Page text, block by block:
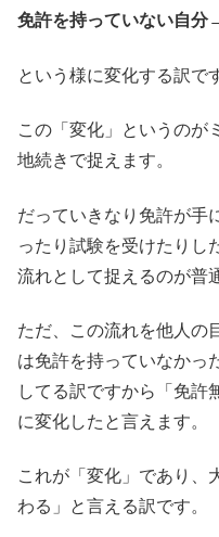
免許を持っていない自
という様に変化する訳で
この「変化」というのが
地続きで捉えます。
だっていきなり免許が手
ったり試験を受けたりし
流れとして捉えるのが普
ただ、この流れを他人の
は免許を持っていなかっ
してる訳ですから「免許
に変化したと言えます。
これが「変化」であり、
わる」と言える訳です。